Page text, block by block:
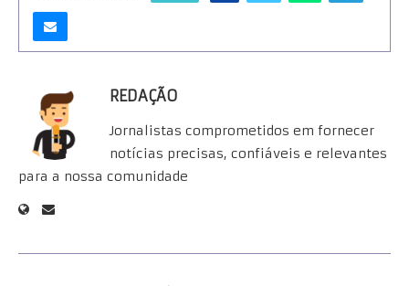
REDAÇÃO
Jornalistas comprometidos em fornecer
notícias precisas, confiáveis e relevantes
para a nossa comunidade